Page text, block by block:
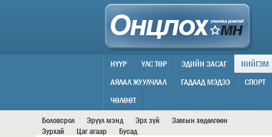
НИЙГЭМ
НҮҮР УЛС ТӨР ЭДИЙН ЗАСАГ
НИЙГЭМ
АЯЛАЛ ЖУУЛЧЛАЛ
ГАДААД МЭДЭЭ
СПОРТ
ЧӨЛӨӨТ
Боловсрол
Эрүүл мэнд Эрх зүй
Замын хөдөлгөөн
Зурхай
Цаг агаар Бусад